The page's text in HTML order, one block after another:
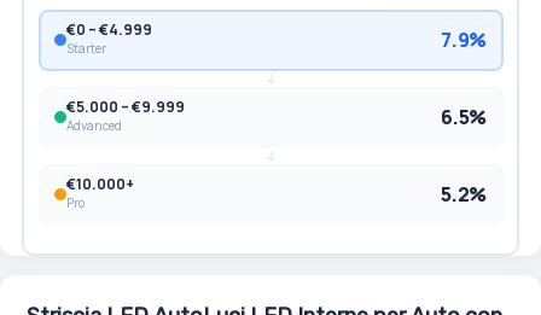
€0 – €4.999
Starter 7.9%
€5.000 – €9.999
Advanced 6.5%
€10.000+
Pro 5.2%